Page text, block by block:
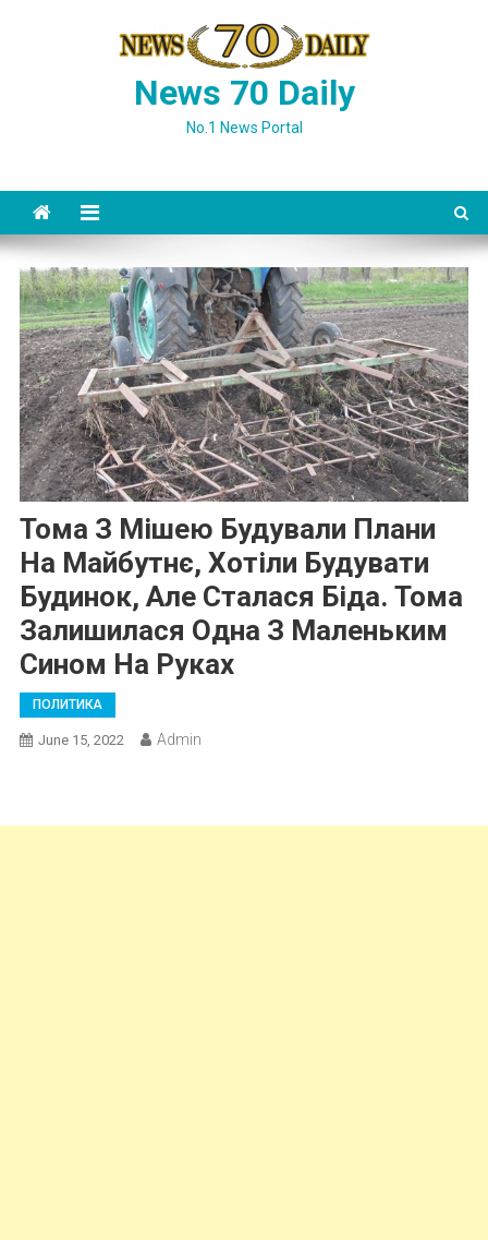
News 70 Daily
No.1 News Portal
Тома З Мішею Будували Плани
На Майбутнє, Хотіли Будувати
Будинок, Але Сталася Біда. Тома
Залишилася Одна З Маленьким
Сином На Руках
ПОЛИТИКА
June 15, 2022 Admin